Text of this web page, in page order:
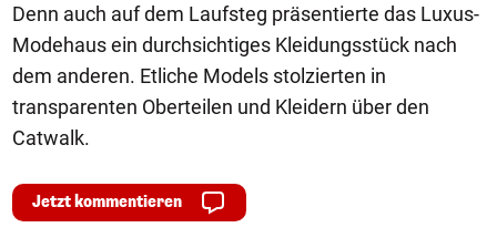
Denn auch auf dem Laufsteg präsentierte das Luxus-
Modehaus ein durchsichtiges Kleidungsstück nach
dem anderen. Etliche Models stolzierten in
transparenten Oberteilen und Kleidern über den
Catwalk.
Jetzt kommentieren